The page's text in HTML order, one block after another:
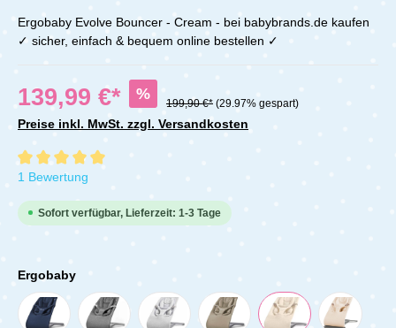
Ergobaby Evolve Bouncer - Cream - bei babybrands.de kaufen
✓ sicher, einfach & bequem online bestellen ✓
139,99 €* %
199,90 €* (29.97% gespart)
Preise inkl. MwSt. zzgl. Versandkosten
Durchschnittliche Bewertung von 5 von 5 Sternen
1 Bewertung
Sofort verfügbar, Lieferzeit: 1-3 Tage
Ergobaby